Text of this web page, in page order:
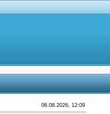
06.08.2026, 12:09